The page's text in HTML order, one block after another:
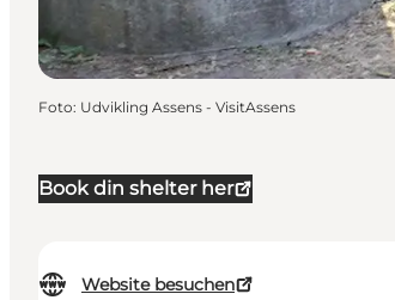
Book din shelter her
Website besuchen
Foto: Udvikling Assens - VisitAssens